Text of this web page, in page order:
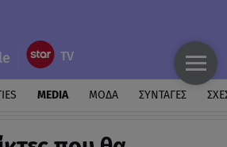
MEDIA ΜΟΔΑ ΣΥΝΤΑΓΕΣ